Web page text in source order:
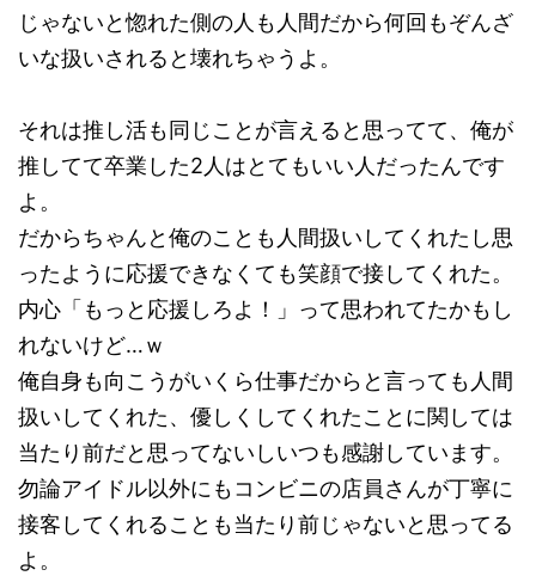
じゃないと惚れた側の人も人間だから何回もぞんざ
いな扱いされると壊れちゃうよ。
それは推し活も同じことが言えると思ってて、俺が
推してて卒業した2人はとてもいい人だったんです
よ。
だからちゃんと俺のことも人間扱いしてくれたし思
ったように応援できなくても笑顔で接してくれた。
内心「もっと応援しろよ！」って思われてたかもし
れないけど…ｗ
俺自身も向こうがいくら仕事だからと言っても人間
扱いしてくれた、優しくしてくれたことに関しては
当たり前だと思ってないしいつも感謝しています。
勿論アイドル以外にもコンビニの店員さんが丁寧に
接客してくれることも当たり前じゃないと思ってる
よ。